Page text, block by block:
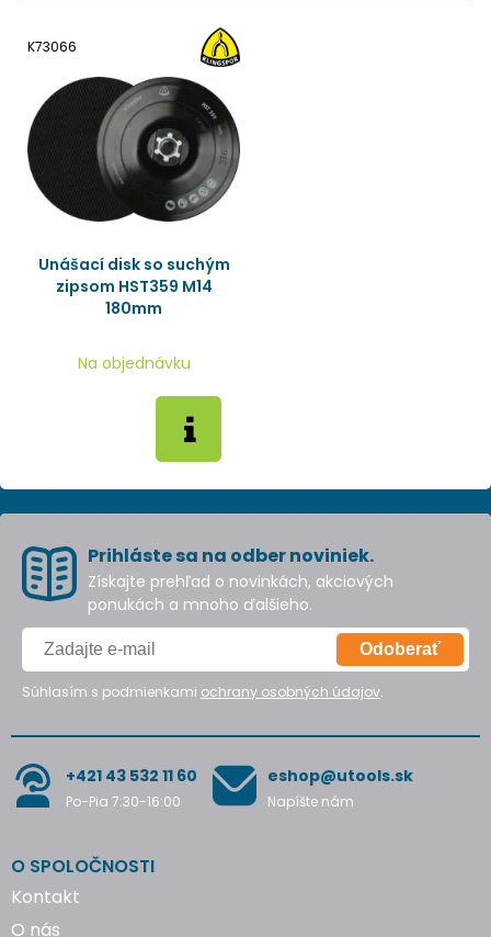
K73066
Unášací disk so suchým
zipsom HST359 M14
180mm
Na objednávku
Prihláste sa na odber noviniek.
Získajte prehľad o novinkách, akciových
ponukách a mnoho ďalšieho.
Odoberať
Súhlasím s podmienkami ochrany osobných údajov.
+421 43 532 11 60
Po-Pia 7:30-16:00
eshop@utools.sk
Napíšte nám
O SPOLOČNOSTI
Kontakt
O nás